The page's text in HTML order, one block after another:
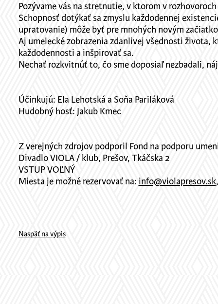
Pozývame vás na stretnutie, v ktorom v
Schopnosť dotýkať sa zmyslu každodennej
upratovanie) môže byť pre mnohých novým
Aj umelecké zobrazenia zdanlivej všednosti života,
každodennosti a inšpirovať sa.
Nechať rozkvitnúť to, čo sme doposiaľ nezbadali,
Účinkujú: Ela Lehotská a Soňa Pariláková
Hudobný hosť: Jakub Kmec
Z verejných zdrojov podporil Fond na podporu
Divadlo VIOLA / klub, Prešov, Tkáčska 2
VSTUP VOĽNÝ
Miesta je možné rezervovať na:info@violapresov.sk
Naspäť na výpis